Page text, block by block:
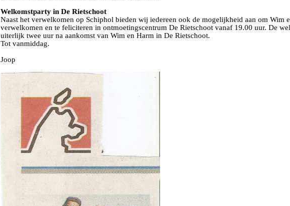
Welkomstparty in De Rietschoot
Naast het verwelkomen op Schiphol bieden wij iedereen ook de mogelijkheid aan om Wim
verwelkomen en te feliciteren in ontmoetingscentrum De Rietschoot vanaf 19.00 uur. De
uiterlijk twee uur na aankomst van Wim en Harm in De Rietschoot.
Tot vanmiddag.
Joop